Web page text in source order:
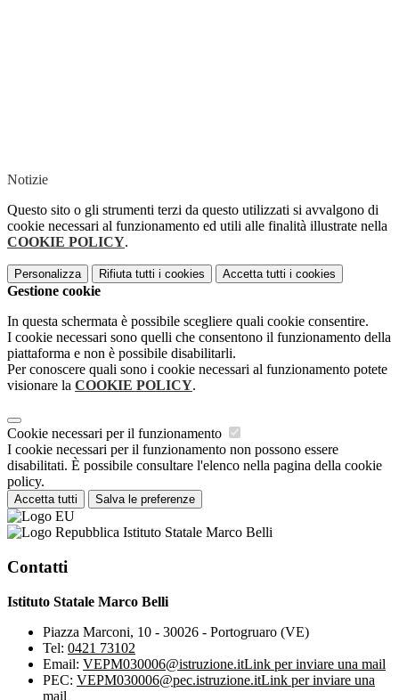
Notizie
Questo sito o gli strumenti terzi da questo utilizzati si avvalgono di
cookie necessari al funzionamento ed utili alle finalità illustrate nella
COOKIE POLICY.
Personalizza Rifiuta tutti i cookies Accetta tutti i cookies
Gestione cookie
In questa schermata è possibile scegliere quali cookie consentire.
I cookie necessari sono quelli che consentono il funzionamento della
piattaforma e non è possibile disabilitarli.
Per conoscere quali sono i cookie necessari al funzionamento potete
visionare la COOKIE POLICY.
Cookie necessari per il funzionamento
I cookie necessari per il funzionamento non possono essere
disabilitati. È possibile consultare l'elenco nella pagina della cookie
policy.
Accetta tutti Salva le preferenze
Istituto Statale Marco Belli
Contatti
Istituto Statale Marco Belli
Piazza Marconi, 10 - 30026 - Portogruaro (VE)
Tel: 0421 73102
Email: VEPM030006@istruzione.itLink per inviare una mail
PEC: VEPM030006@pec.istruzione.itLink per inviare una
mail